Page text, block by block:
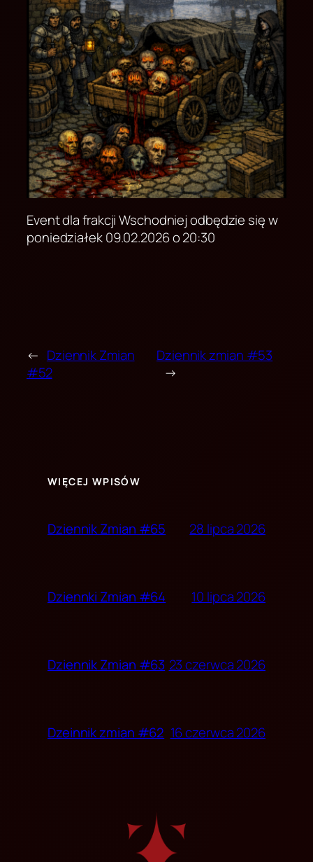
Event dla frakcji Wschodniej odbędzie się w
poniedziałek 09.02.2026 o 20:30
← Dziennik Zmian
#52
Dziennik zmian #53
→
WIĘCEJ WPISÓW
Dziennik Zmian #65 28 lipca 2026
Dziennki Zmian #64 10 lipca 2026
Dziennik Zmian #63 23 czerwca 2026
Dzeinnik zmian #62 16 czerwca 2026